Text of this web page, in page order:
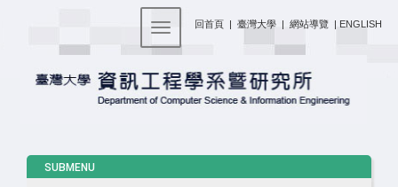
回首頁 | 臺灣大學 | 網站導覽 | ENGLISH
Toggle navigation
SUBMENU